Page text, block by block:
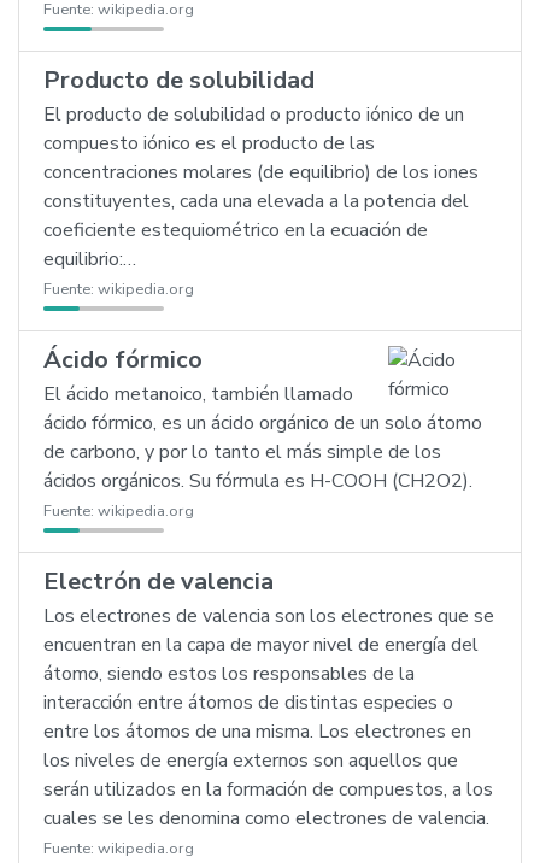
Fuente: wikipedia.org
Producto de solubilidad
El producto de solubilidad o producto iónico de un
compuesto iónico es el producto de las
concentraciones molares (de equilibrio) de los iones
constituyentes, cada una elevada a la potencia del
coeficiente estequiométrico en la ecuación de
equilibrio:…
Fuente: wikipedia.org
Ácido fórmico
El ácido metanoico, también llamado
ácido fórmico, es un ácido orgánico de un solo átomo
de carbono, y por lo tanto el más simple de los
ácidos orgánicos. Su fórmula es H-COOH (CH2O2).
Fuente: wikipedia.org
Electrón de valencia
Los electrones de valencia son los electrones que se
encuentran en la capa de mayor nivel de energía del
átomo, siendo estos los responsables de la
interacción entre átomos de distintas especies o
entre los átomos de una misma. Los electrones en
los niveles de energía externos son aquellos que
serán utilizados en la formación de compuestos, a los
cuales se les denomina como electrones de valencia.
Fuente: wikipedia.org